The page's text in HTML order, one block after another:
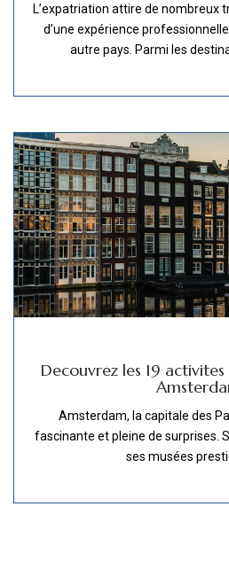
L’expatriation attire de nombreux
d’une expérience
autre pays. Parmi les
Decouvrez les 19
Amsterdam, la capitale des
fascinante et pleine de surprises.
ses musées